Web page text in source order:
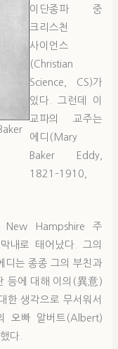
이단종파 중
크리스천
사이언스
(Christian
Science, CS)가
있다. 그런데 이
교파의 교주는
에디(Mary
Baker Eddy,
1821–1910,
Hampshire 주
내로 태어났다. 그의
디는 종종 그의 부친과
등에 대해 이의(異意)
한 생각으로 무서워서
오빠 알버트(Albert)
다.